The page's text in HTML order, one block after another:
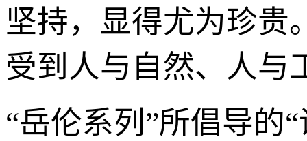
坚持，显得尤为珍贵
受到人与自然、人与
“岳伦系列”所倡导的